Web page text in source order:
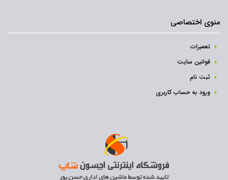
منوی اختصاصی
تعمیرات
قوانین سایت
ثبت نام‌
ورود به حساب کاربری